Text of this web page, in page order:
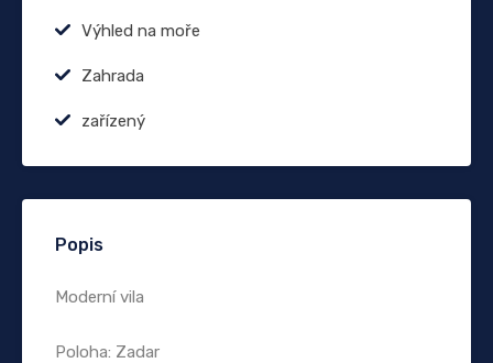
Výhled na moře
Zahrada
zařízený
Popis
Moderní vila
Poloha: Zadar